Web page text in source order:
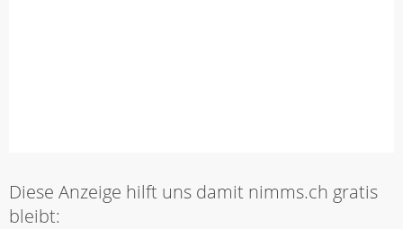
Diese Anzeige hilft uns damit nimms.ch gratis
bleibt: